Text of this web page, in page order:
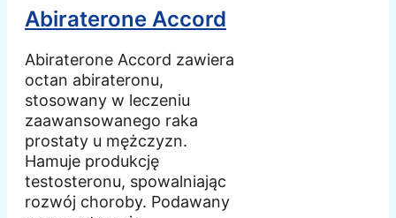
Abiraterone Accord
Abiraterone Accord zawiera
octan abirateronu,
stosowany w leczeniu
zaawansowanego raka
prostaty u mężczyzn.
Hamuje produkcję
testosteronu, spowalniając
rozwój choroby. Podawany